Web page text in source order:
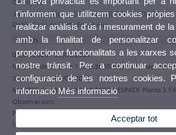
Ontinyent
36778 - Pràctiques Externes PDG DRET-ECONOMIA -
Doble Grau en Dret i Economia
Tutories
01/09/2026 - 29/01/2027
MARTES de 09:30 a 12:30 3C05 DESPATX Planta 3
01/02/2027 - 31/07/2027
MARTES de 10:30 a 13:30 3C05 DESPATX Planta 3
Observacions
Participa en el programa de tutories electròniques de
València
t'informem que utilitzem cookies
realitzar anàlisis d'ús i mesurament de
amb la finalitat de personalitzar
proporcionar funcionalitats a les xarxes
nostre trànsit. Per a continuar
configuració de les nostres cookies.
informacióMés informació
Acceptar tot